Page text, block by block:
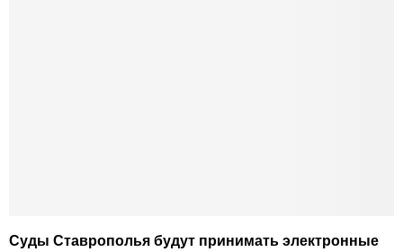
Суды Ставрополья будут принимать электронные